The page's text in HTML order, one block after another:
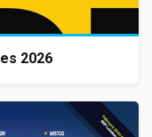
2026